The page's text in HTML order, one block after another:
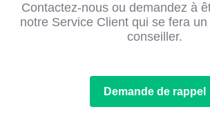
Contactez-nous ou demandez à
notre Service Client qui se fera
conseiller.
Demande de rappel